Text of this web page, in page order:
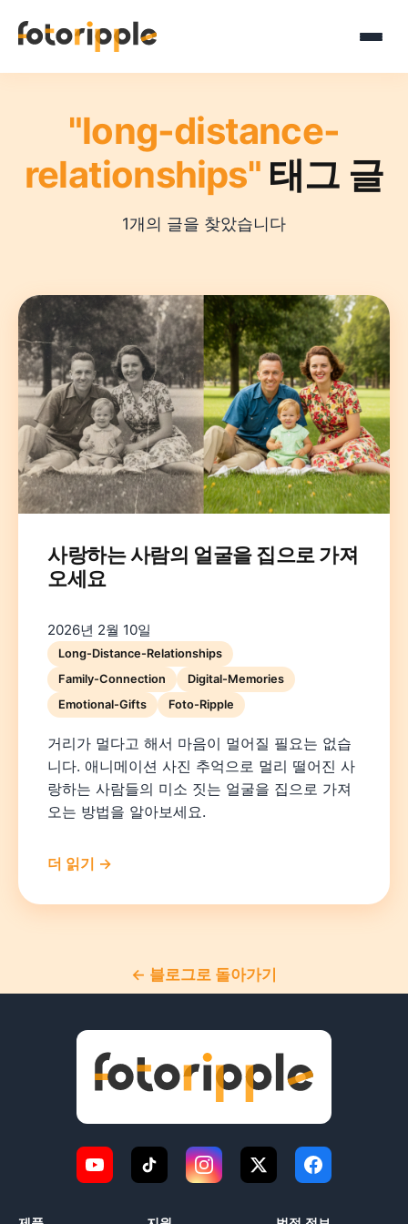
Deutsch
NederlandsPolski
"long-distance-
relationships" 태그 글
1개의 글을 찾았습니다
사랑하는 사람의 얼굴을 집으로 가져
오세요
2026년 2월 10일
Long-Distance-Relationships
Family-Connection
Digital-Memories
Emotional-Gifts
Foto-Ripple
거리가 멀다고 해서 마음이 멀어질 필요는 없습
니다. 애니메이션 사진 추억으로 멀리 떨어진 사
랑하는 사람들의 미소 짓는 얼굴을 집으로 가져
오는 방법을 알아보세요.
더 읽기 →
← 블로그로 돌아가기